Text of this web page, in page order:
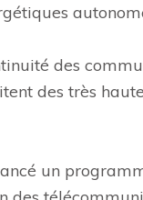
des
des très
un